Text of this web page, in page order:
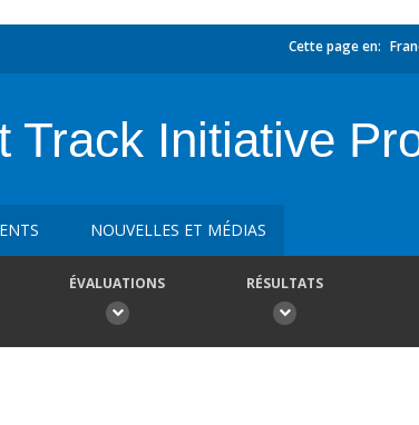
Cette page en:
Track Initiative
NOUVELLES ET MÉDIAS
ÉVALUATIONS RÉSULTATS